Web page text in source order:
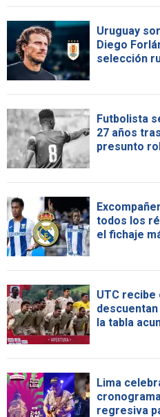
Uruguay
Diego
selección
Futbolista
27 años
presunto
todos los
el fichaje
UTC
la tabla
Lima
regresiva